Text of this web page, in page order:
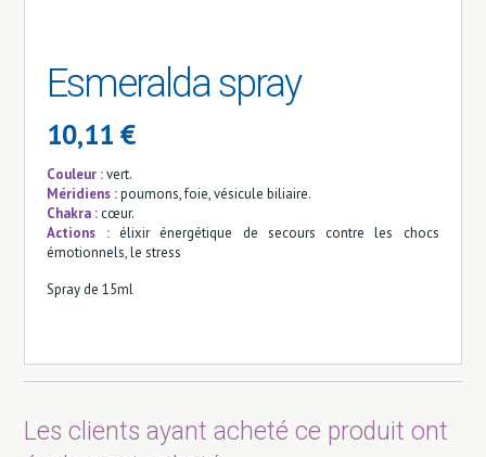
Esmeralda spray
10,11 €
Couleur :vert.
Méridiens :poumons, foie, vésicule biliaire.
Chakra : cœur.
Actions : élixir énergétique de secours contre les chocs
émotionnels, le stress
Spray de 15ml
Les clients ayant acheté ce produit ont